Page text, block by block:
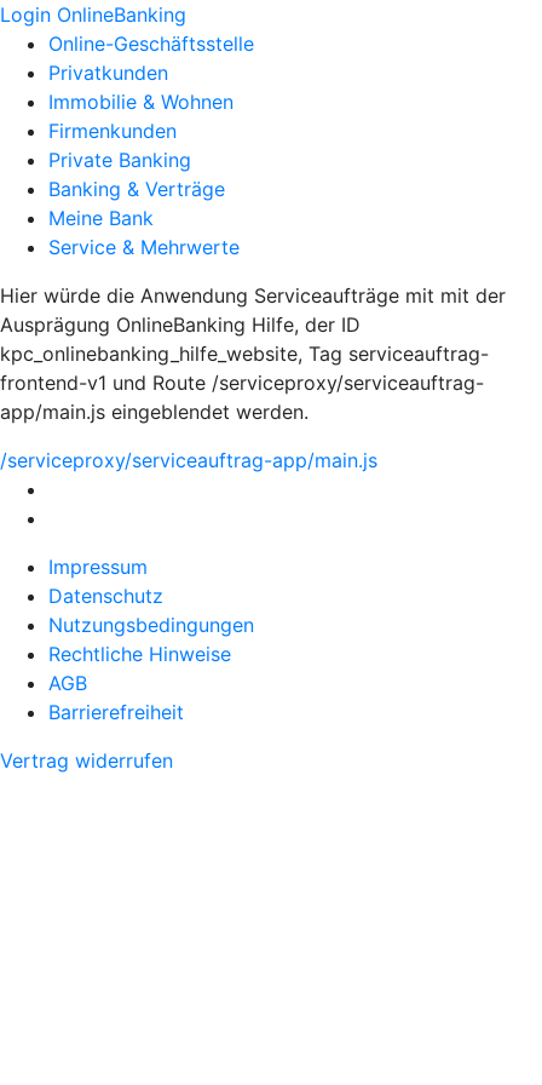
Login OnlineBanking
Online-Geschäftsstelle
Privatkunden
Immobilie & Wohnen
Firmenkunden
Private Banking
Banking & Verträge
Meine Bank
Service & Mehrwerte
Hier würde die Anwendung Serviceaufträge mit mit der
Ausprägung OnlineBanking Hilfe, der ID
kpc_onlinebanking_hilfe_website, Tag serviceauftrag-
frontend-v1 und Route /serviceproxy/serviceauftrag-
app/main.js eingeblendet werden.
/serviceproxy/serviceauftrag-app/main.js
Impressum
Datenschutz
Nutzungsbedingungen
Rechtliche Hinweise
AGB
Barrierefreiheit
Vertrag widerrufen